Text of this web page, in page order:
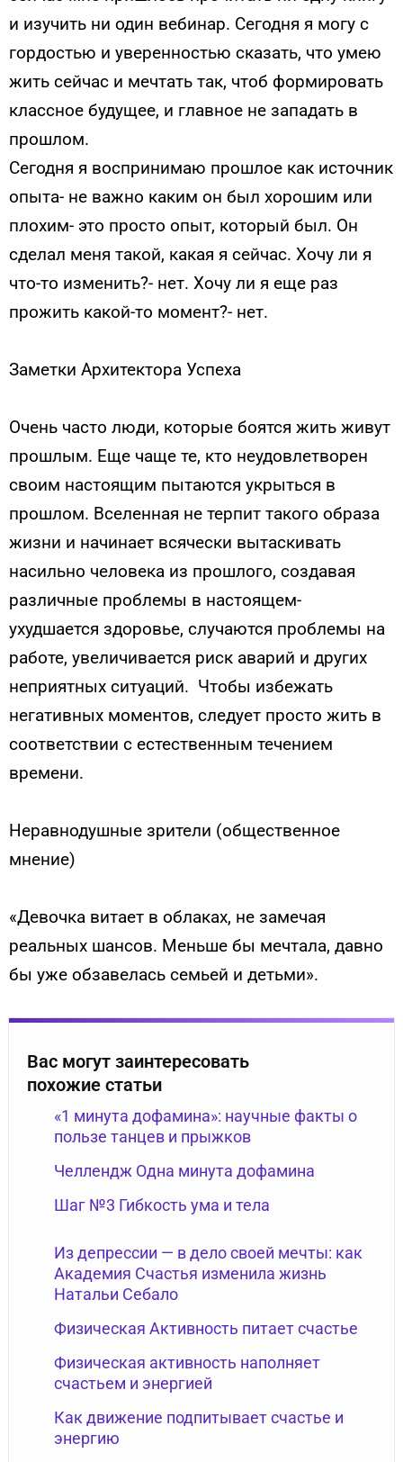
и изучить ни один вебинар. Сегодня я могу с
гордостью и уверенностью сказать, что умею
жить сейчас и мечтать так, чтоб формировать
классное будущее, и главное не западать в
прошлом.
Сегодня я воспринимаю прошлое как источник
опыта- не важно каким он был хорошим или
плохим- это просто опыт, который был. Он
сделал меня такой, какая я сейчас. Хочу ли я
что-то изменить?- нет. Хочу ли я еще раз
прожить какой-то момент?- нет.
Заметки Архитектора Успеха
Очень часто люди, которые боятся жить живут
прошлым. Еще чаще те, кто неудовлетворен
своим настоящим пытаются укрыться в
прошлом. Вселенная не терпит такого образа
жизни и начинает всячески вытаскивать
насильно человека из прошлого, создавая
различные проблемы в настоящем-
ухудшается здоровье, случаются проблемы на
работе, увеличивается риск аварий и других
неприятных ситуаций. Чтобы избежать
негативных моментов, следует просто жить в
соответствии с естественным течением
времени.
Неравнодушные зрители (общественное
мнение)
«Девочка витает в облаках, не замечая
реальных шансов. Меньше бы мечтала, давно
бы уже обзавелась семьей и детьми».
Вас могут заинтересовать
похожие статьи
«1 минута дофамина»: научные факты о
пользе танцев и прыжков
Челлендж Одна минута дофамина
Шаг №3 Гибкость ума и тела
Из депрессии — в дело своей мечты: как
Академия Счастья изменила жизнь
Натальи Себало
Физическая Активность питает счастье
Физическая активность наполняет
счастьем и энергией
Как движение подпитывает счастье и
энергию